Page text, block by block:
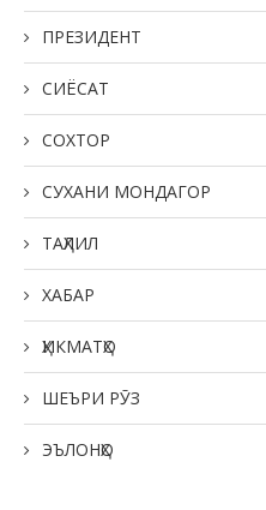
ПРЕЗИДЕНТ
СИЁСАТ
СОХТОР
СУХАНИ МОНДАГОР
ТАҲЛИЛ
ХАБАР
ҲИКМАТҲО
ШЕЪРИ РӮЗ
ЭЪЛОНҲО